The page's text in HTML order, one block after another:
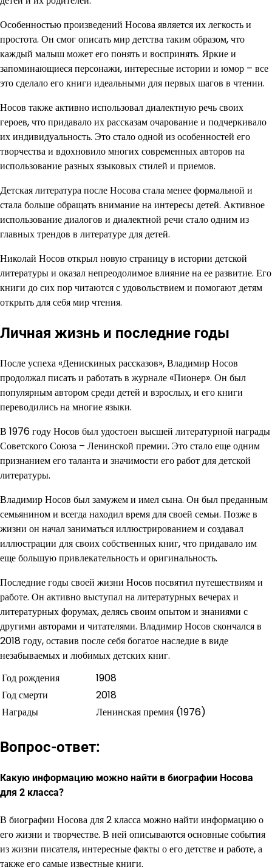
Особенностью произведений Носова является их легкость и
простота. Он смог описать мир детства таким образом, что
каждый малыш может его понять и воспринять. Яркие и
запоминающиеся персонажи, интересные истории и юмор – все
это сделало его книги идеальными для первых шагов в чтении.
Носов также активно использовал диалектную речь своих
героев, что придавало их рассказам очарование и подчеркивало
их индивидуальность. Это стало одной из особенностей его
творчества и вдохновило многих современных авторов на
использование разных языковых стилей и приемов.
Детская литература после Носова стала менее формальной и
стала больше обращать внимание на интересы детей. Активное
использование диалогов и диалектной речи стало одним из
главных трендов в литературе для детей.
Николай Носов открыл новую страницу в истории детской
литературы и оказал непреодолимое влияние на ее развитие. Его
книги до сих пор читаются с удовольствием и помогают детям
открыть для себя мир чтения.
Личная жизнь и последние годы
После успеха «Денискиных рассказов», Владимир Носов
продолжал писать и работать в журнале «Пионер». Он был
популярным автором среди детей и взрослых, и его книги
переводились на многие языки.
В 1976 году Носов был удостоен высшей литературной награды
Советского Союза – Ленинской премии. Это стало еще одним
признанием его таланта и значимости его работ для детской
литературы.
Владимир Носов был замужем и имел сына. Он был преданным
семьянином и всегда находил время для своей семьи. Позже в
жизни он начал заниматься иллюстрированием и создавал
иллюстрации для своих собственных книг, что придавало им
еще большую привлекательность и оригинальность.
Последние годы своей жизни Носов посвятил путешествиям и
работе. Он активно выступал на литературных вечерах и
литературных форумах, делясь своим опытом и знаниями с
другими авторами и читателями. Владимир Носов скончался в
2018 году, оставив после себя богатое наследие в виде
незабываемых и любимых детских книг.
Год рождения
1908
Год смерти
2018
Награды
Ленинская премия (1976)
Вопрос-ответ:
Какую информацию можно найти в биографии Носова
для 2 класса?
В биографии Носова для 2 класса можно найти информацию о
его жизни и творчестве. В ней описываются основные события
из жизни писателя, интересные факты о его детстве и работе, а
также его самые известные книги.